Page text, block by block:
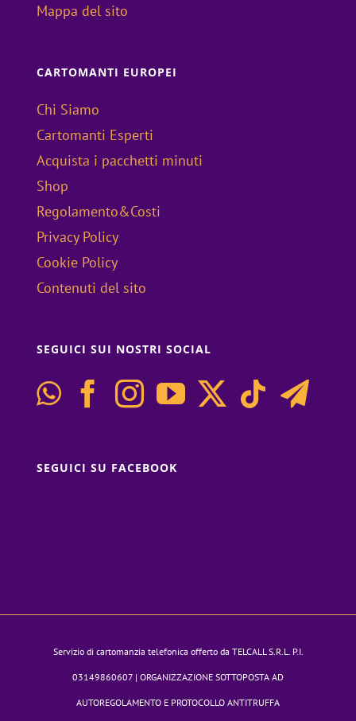
Mappa del sito
CARTOMANTI EUROPEI
Chi Siamo
Cartomanti Esperti
Acquista i pacchetti minuti
Shop
Regolamento&Costi
Privacy Policy
Cookie Policy
Contenuti del sito
SEGUICI SUI NOSTRI SOCIAL
SEGUICI SU FACEBOOK
Servizio di cartomanzia telefonica offerto da TELCALL S.R.L. P.I.
03149860607 | ORGANIZZAZIONE SOTTOPOSTA AD
AUTOREGOLAMENTO E PROTOCOLLO ANTITRUFFA